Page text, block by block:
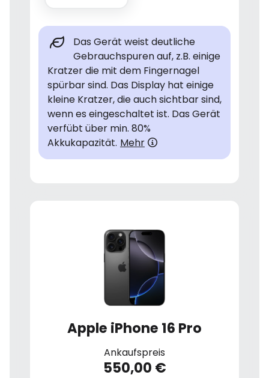
Das Gerät weist deutliche
Gebrauchspuren auf, z.B. einige
Kratzer die mit dem Fingernagel
spürbar sind. Das Display hat einige
kleine Kratzer, die auch sichtbar sind,
wenn es eingeschaltet ist. Das Gerät
verfübt über min. 80%
Akkukapazität. Mehr
Apple iPhone 16 Pro
Ankaufspreis
550,00 €